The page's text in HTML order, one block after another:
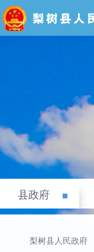
县政府
梨树县人民政府